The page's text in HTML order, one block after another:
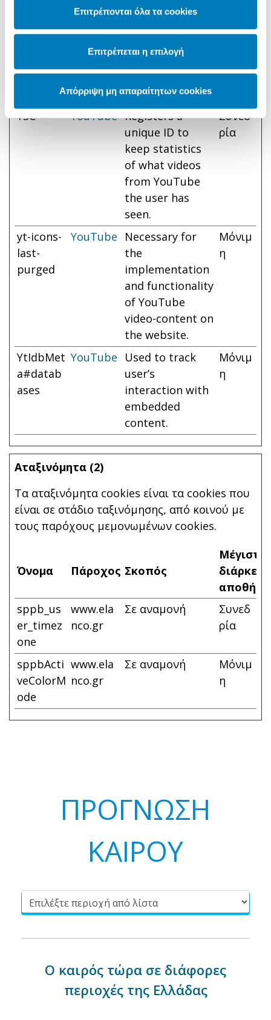
Επιτρέπονται όλα τα cookies
Επιτρέπεται η επιλογή
Απόρριψη μη απαραίτητων cookies
VE
estimate the
users'
bandwidth on
pages with
integrated
YouTube videos.
ς
YSC YouTube Registers a
unique ID to
keep statistics
of what videos
from YouTube
the user has
seen.
Συνεδ
ρία
yt-icons-
last-
purged
YouTube
Necessary for
the
implementation
and functionality
of YouTube
video-content on
the website.
Μόνιμ
η
YtIdbMet
a#datab
ases
YouTube
Used to track
user’s
interaction with
embedded
content.
Μόνιμ
η
Αταξινόμητα (2)
Τα αταξινόμητα cookies είναι τα cookies που
είναι σε στάδιο ταξινόμησης, από κοινού με
τους παρόχους μεμονωμένων cookies.
Όνομα Πάροχος Σκοπός
Μέγιστη
διάρκεια
sppb_us
er_timez
one
www.ela
nco.gr
Σε αναμονή
Συνεδ
ρία
sppbActi
veColorM
ode
www.ela
nco.gr
Σε αναμονή
Μόνιμ
η
ΠΡΟΓΝΩΣΗ
ΚΑΙΡΟΥ
Ο καιρός τώρα σε διάφορες
περιοχές της Ελλάδας